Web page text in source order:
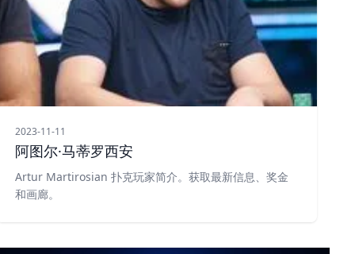
2023-11-11
阿图尔·马蒂罗西安
Artur Martirosian 扑克玩家简介。获取最新信息、奖金
和画廊。